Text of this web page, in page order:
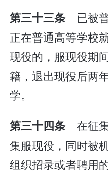
第三十三条 已被
正在普通高等学校
现役的，服现役期
籍，退出现役后两
学。
第三十四条 在征
集服现役，同时被
组织招录或者聘用